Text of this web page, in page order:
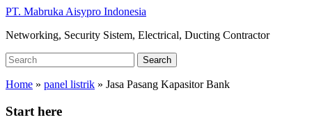
Skip
main
PT. Mabruka Aisypro Indonesia
Networking, Security Sistem, Electrical, Ducting Contractor
Search
for:
Search
Home » panel listrik » Jasa Pasang Kapasitor Bank
Start here